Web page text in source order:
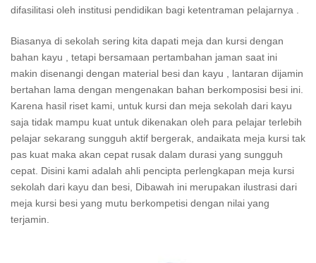
difasilitasi oleh institusi pendidikan bagi ketentraman pelajarnya .
Biasanya di sekolah sering kita dapati meja dan kursi dengan
bahan kayu , tetapi bersamaan pertambahan jaman saat ini
makin disenangi dengan material besi dan kayu , lantaran dijamin
bertahan lama dengan mengenakan bahan berkomposisi besi ini.
Karena hasil riset kami, untuk kursi dan meja sekolah dari kayu
saja tidak mampu kuat untuk dikenakan oleh para pelajar terlebih
pelajar sekarang sungguh aktif bergerak, andaikata meja kursi tak
pas kuat maka akan cepat rusak dalam durasi yang sungguh
cepat. Disini kami adalah ahli pencipta perlengkapan meja kursi
sekolah dari kayu dan besi, Dibawah ini merupakan ilustrasi dari
meja kursi besi yang mutu berkompetisi dengan nilai yang
terjamin.